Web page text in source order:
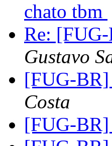
chato tbm
Re:
Gustavo
[FUG-
Costa
[FUG-